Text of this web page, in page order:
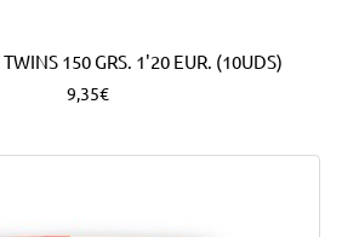
MINI CHOCO TWINS 150 GRS. 1'20 EUR. (10UDS)
9,35€